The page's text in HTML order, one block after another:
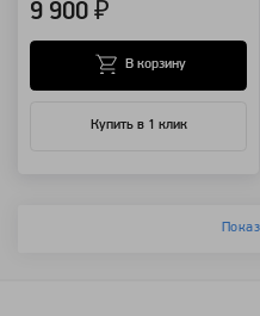
9 900 ₽
Купить в 1 клик
В корзину